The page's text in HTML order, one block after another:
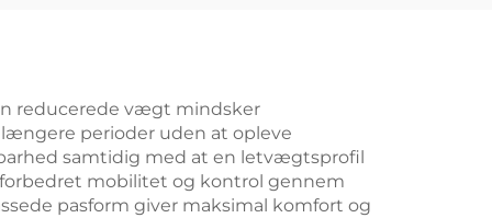
reducerede vægt mindsker
perioder uden at opleve
samtidig med at en letvægtsprofil
mobilitet og kontrol gennem
pasform giver maksimal komfort og